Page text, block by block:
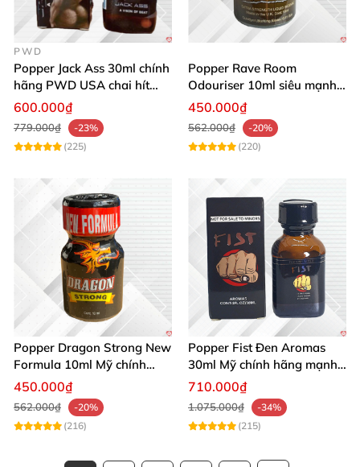
PWD
Popper Jack Ass 30ml chính
hãng PWD USA chai hít
cao cấp an toàn
600.000₫
779.000₫
-23%
(225)
Popper Rave Room
Odouriser 10ml siêu mạnh
kích thích cảm giác tăng
khoái cảm
450.000₫
562.000₫
-20%
(220)
Popper Dragon Strong New
Formula 10ml Mỹ chính
hãng kích thích khoái cảm
450.000₫
562.000₫
-20%
(216)
Popper Fist Đen Aromas
30ml Mỹ chính hãng mạnh
mẽ kích thích
710.000₫
1.075.000₫
-34%
(215)